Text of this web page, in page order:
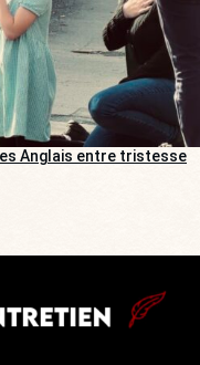
Anglais entre tristesse